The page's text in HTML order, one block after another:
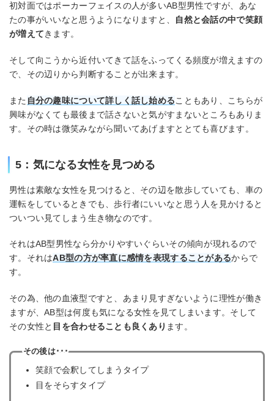
初対面ではポーカーフェイスの人が多いAB型男性ですが、あな
たの事がいいなと思うようになりますと、
自然と会話の中で笑顔
が増えてきます。
そして向こうから近付いてきて話をふってくる頻度が増えますの
で、その辺りから判断することが出来ます。
また 自分の趣味について詳しく話し始めることもあり、こちらが
興味がなくても最後まで話さないと気がすまないところもありま
す。その時は微笑みながら聞いてあげますととても喜びます。
5：気になる女性を見つめる
男性は素敵な女性を見つけると、その辺を散歩していても、車の
運転をしているときでも、歩行者にいいなと思う人を見かけると
ついつい見てしまう生き物なのです。
それはAB型男性なら分かりやすいぐらいその傾向が現れるので
す。それはAB型の方が率直に感情を表現することがあるからで
す。
その為、他の血液型ですと、あまり見すぎないように理性が働き
ますが、AB型は何度も気になる女性を見てしまいます。そして
その女性と 目を合わせることも良くあり ます。
その後は･･･
笑顔で会釈してしまうタイプ
目をそらすタイプ